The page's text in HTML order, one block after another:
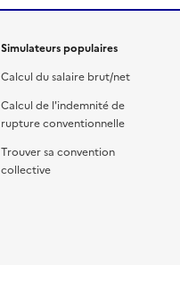
Simulateurs populaires
Calcul du salaire brut/net
Calcul de l'indemnité de
rupture conventionnelle
Trouver sa convention
collective